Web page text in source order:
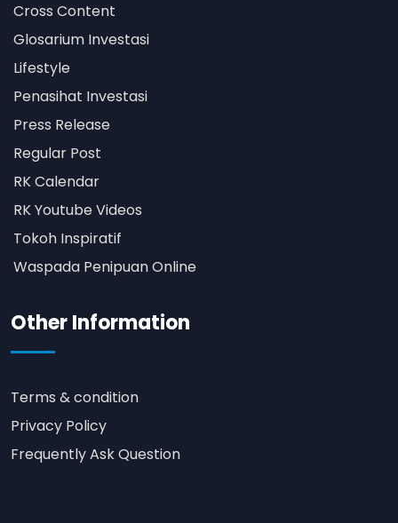
Cross Content
Glosarium Investasi
Lifestyle
Penasihat Investasi
Press Release
Regular Post
RK Calendar
RK Youtube Videos
Tokoh Inspiratif
Waspada Penipuan Online
Other Information
Terms & condition
Privacy Policy
Frequently Ask Question